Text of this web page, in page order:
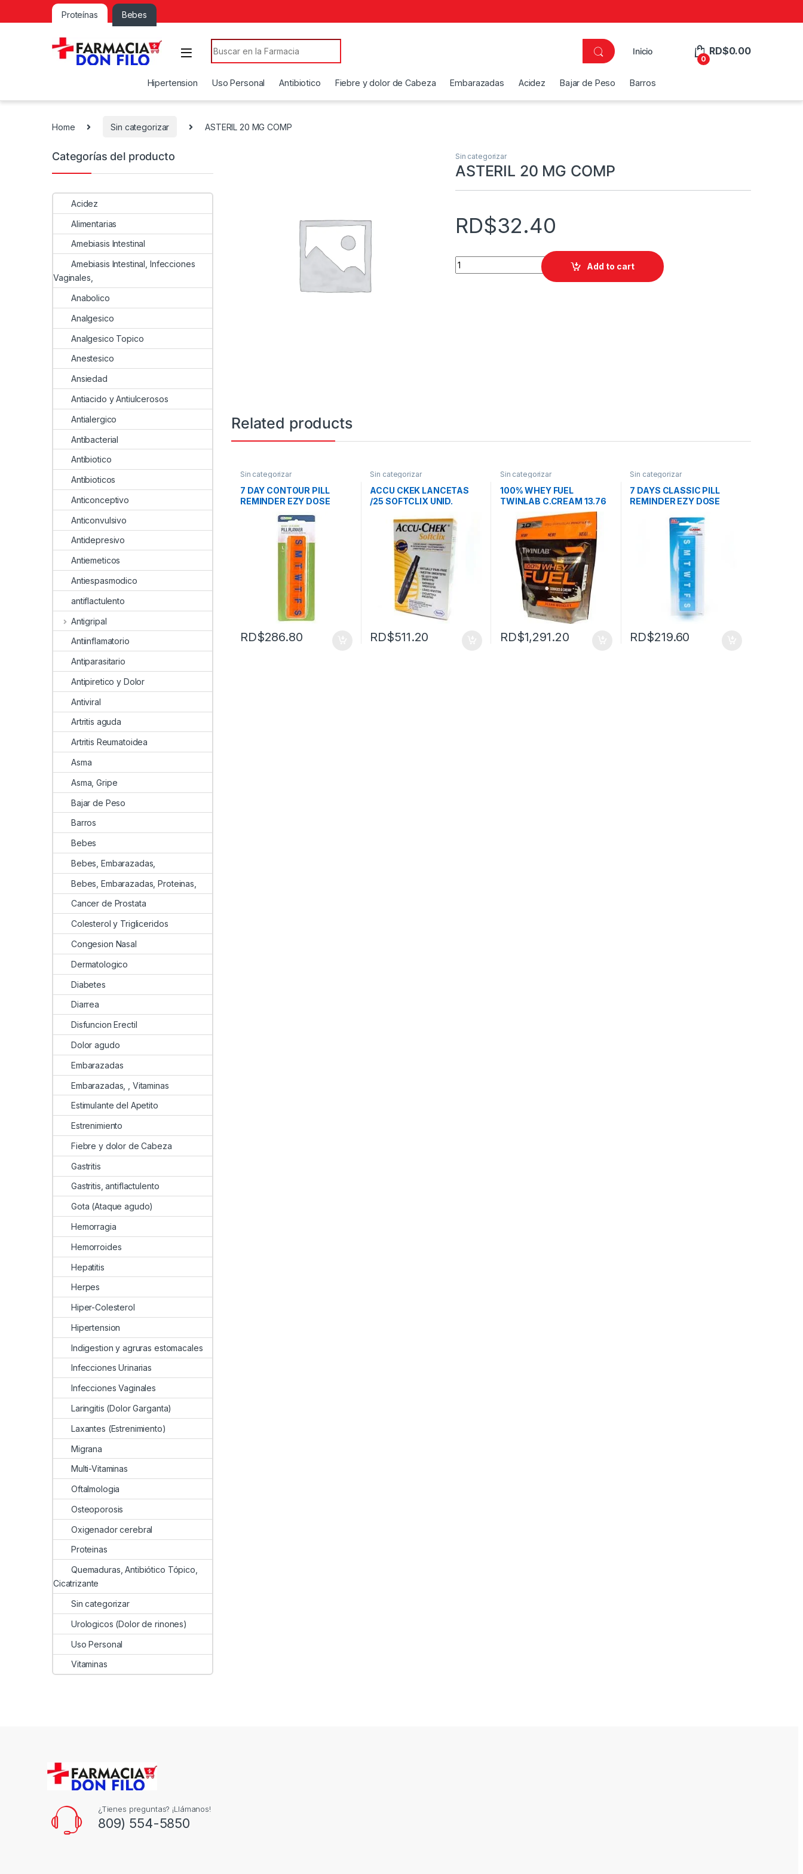
Proteínas Bebes
Search for:
Inicio
0
RD$0.00
Hipertension Uso Personal Antibiotico Fiebre y dolor de Cabeza Embarazadas Acidez Bajar de Peso Barros
Home Sin categorizar ASTERIL 20 MG COMP
Sin categorizar
ASTERIL 20 MG COMP
RD$32.40
ASTERIL 20 MG COMP quantity
Add to cart
Related products
Sin categorizar
7 DAY CONTOUR PILL
REMINDER EZY DOSE
RD$286.80
Sin categorizar
ACCU CKEK LANCETAS
/25 SOFTCLIX UNID.
RD$511.20
Sin categorizar
100% WHEY FUEL
TWINLAB C.CREAM 13.76
RD$1,291.20
Sin categorizar
7 DAYS CLASSIC PILL
REMINDER EZY DOSE
RD$219.60
Categorías del producto
Acidez
Alimentarias
Amebiasis Intestinal
Amebiasis Intestinal, Infecciones
Vaginales,
Anabolico
Analgesico
Analgesico Topico
Anestesico
Ansiedad
Antiacido y Antiulcerosos
Antialergico
Antibacterial
Antibiotico
Antibioticos
Anticonceptivo
Anticonvulsivo
Antidepresivo
Antiemeticos
Antiespasmodico
antiflactulento
Antigripal
Antiinflamatorio
Antiparasitario
Antipiretico y Dolor
Antiviral
Artritis aguda
Artritis Reumatoidea
Asma
Asma, Gripe
Bajar de Peso
Barros
Bebes
Bebes, Embarazadas,
Bebes, Embarazadas, Proteinas,
Cancer de Prostata
Colesterol y Trigliceridos
Congesion Nasal
Dermatologico
Diabetes
Diarrea
Disfuncion Erectil
Dolor agudo
Embarazadas
Embarazadas, , Vitaminas
Estimulante del Apetito
Estrenimiento
Fiebre y dolor de Cabeza
Gastritis
Gastritis, antiflactulento
Gota (Ataque agudo)
Hemorragia
Hemorroides
Hepatitis
Herpes
Hiper-Colesterol
Hipertension
Indigestion y agruras estomacales
Infecciones Urinarias
Infecciones Vaginales
Laringitis (Dolor Garganta)
Laxantes (Estrenimiento)
Migrana
Multi-Vitaminas
Oftalmologia
Osteoporosis
Oxigenador cerebral
Proteinas
Quemaduras, Antibiótico Tópico,
Cicatrizante
Sin categorizar
Urologicos (Dolor de rinones)
Uso Personal
Vitaminas
¿Tienes preguntas? ¡Llámanos!
809) 554-5850